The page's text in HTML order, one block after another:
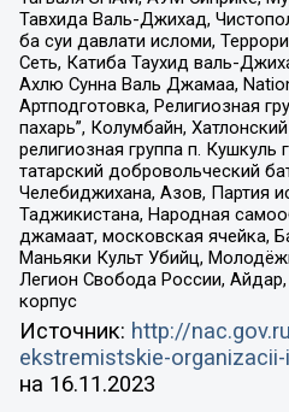
Тавхида Валь-Джихад,
ба суи давлати исломи,
Сеть, Катиба Таухид валь-
Ахлю Сунна Валь Джамаа,
Артподготовка, Религиозная
пахарь”, Колумбайн,
религиозная группа п. Кушкуль
татарский добровольческий
Челебиджихана, Азов, Партия
Таджикистана, Народная
джамаат, московская ячейка,
Маньяки Культ Убийц,
Легион Свобода России,
корпус
Источник: http://
ekstremistskie-organizacii-
на 16.11.2023